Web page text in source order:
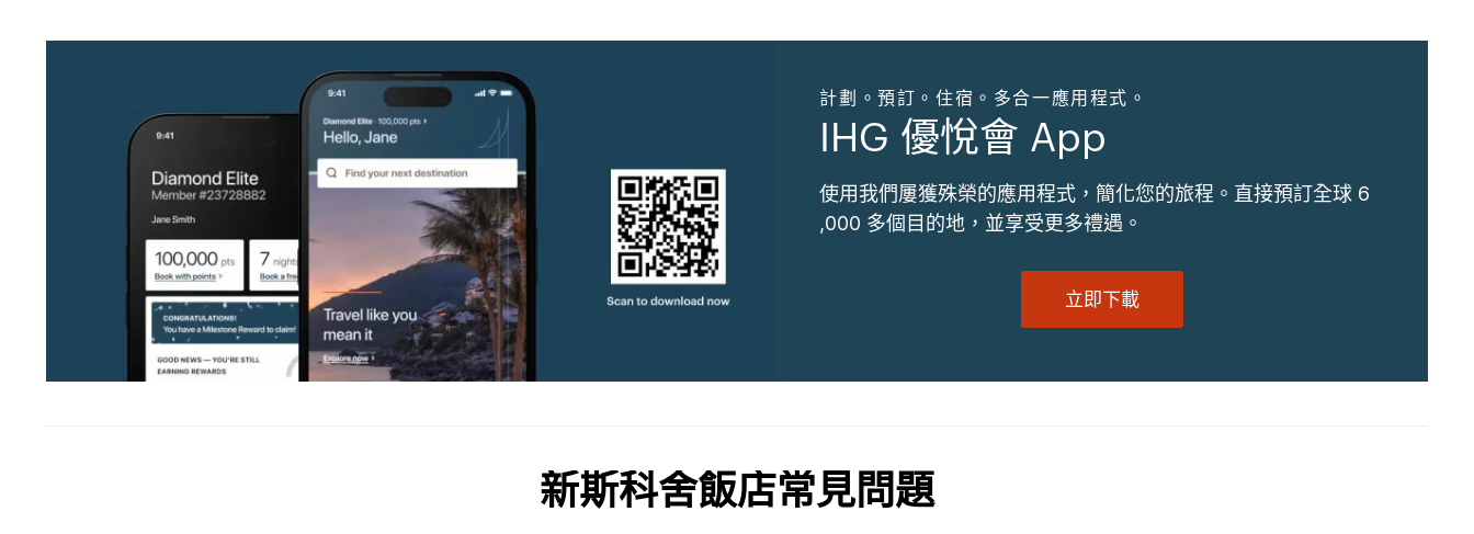
計劃。預訂。住宿。多合一應用程式。
IHG 優悅會 App
使用我們屢獲殊榮的應用程式，簡化您的旅程。直接預訂全球 6
,000 多個目的地，並享受更多禮遇。
立即下載
新斯科舍飯店常見問題